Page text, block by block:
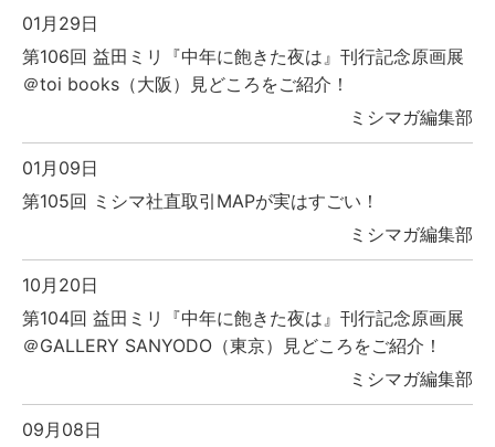
01月29日
第106回 益田ミリ『中年に飽きた夜は』刊行記念原画展
＠toi books（大阪）見どころをご紹介！
ミシマガ編集部
01月09日
第105回 ミシマ社直取引MAPが実はすごい！
ミシマガ編集部
10月20日
第104回 益田ミリ『中年に飽きた夜は』刊行記念原画展
＠GALLERY SANYODO（東京）見どころをご紹介！
ミシマガ編集部
09月08日